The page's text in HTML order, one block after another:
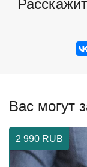
Вас могут
2 990 RUB